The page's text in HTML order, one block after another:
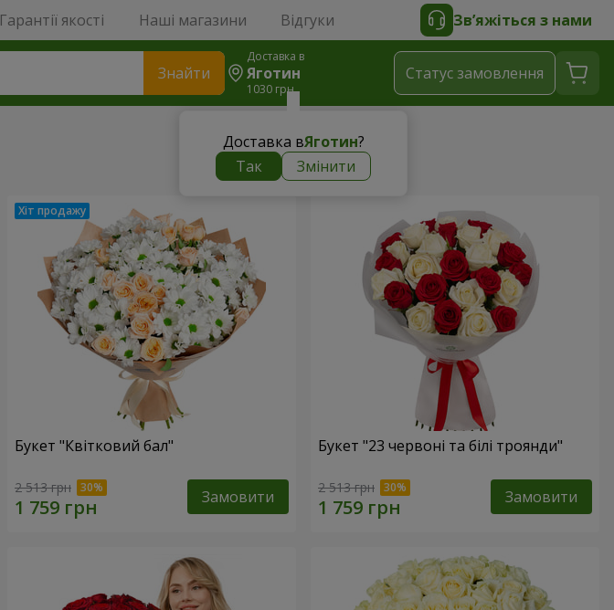
Гарантії якості Наші магазини Відгуки Зв’яжіться з нами
Знайти
Доставка в
Яготин
1030 грн
Доставка вЯготин?
Так
Змінити
Статус замовлення
Букет "Квітковий бал"
2 513 грн Замовити
Букет "23 червоні та білі троянди"
2 513 грн Замовити